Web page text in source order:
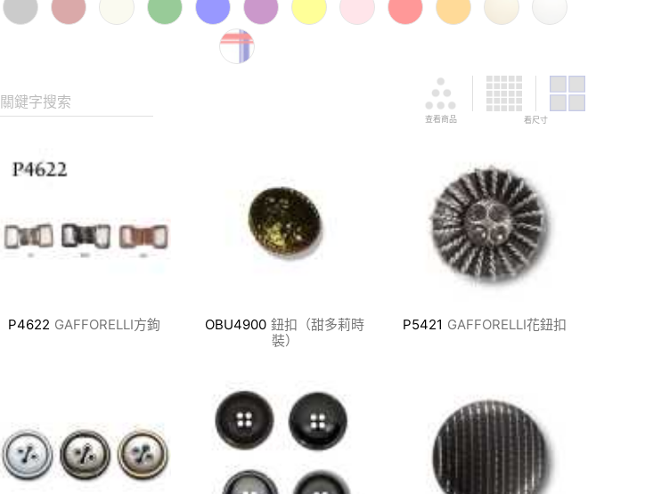
鍵字搜索
查看商品 看尺寸
P4622 GAFFORELLI方鉤 OBU4900 鈕扣（甜多莉時
裝）
P5421 GAFFORELLI花鈕扣